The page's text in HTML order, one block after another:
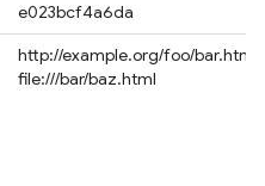
e023bcf4a6da
http://example.org/foo/bar.html
file:///bar/baz.html